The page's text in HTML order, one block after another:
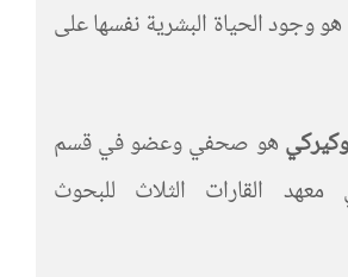
وجود الحياة البشرية نفسها على
هو صحفي وعضو في قسم
معهد القارات الثلاث للبحوث